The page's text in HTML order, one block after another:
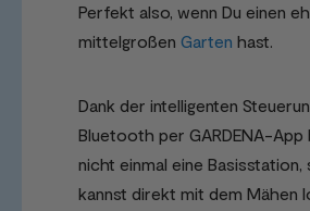
Perfekt also, wenn Du einen
mittelgroßen Garten hast.
Dank der intelligenten
Bluetooth per GARDENA-App
nicht einmal eine Basisstation,
kannst direkt mit dem Mähen